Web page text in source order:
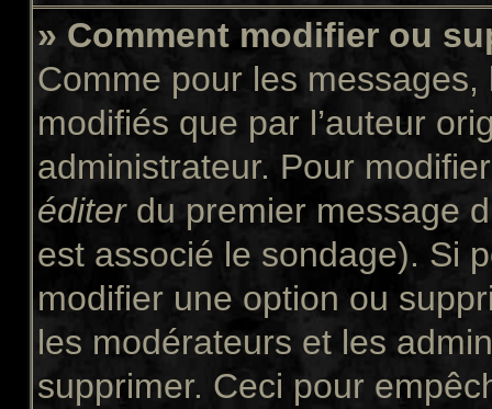
» Comment modifier ou
Comme pour les
modifiés que par l’auteur
administrateur. Pour
éditerdu premier message
est associé le sondage). Si
modifier une option ou
les modérateurs et les
supprimer. Ceci pour